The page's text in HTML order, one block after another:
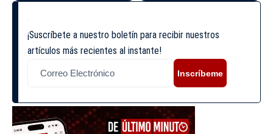
¡Suscríbete a nuestro boletín para recibir nuestros
artículos más recientes al instante!
Inscríbeme